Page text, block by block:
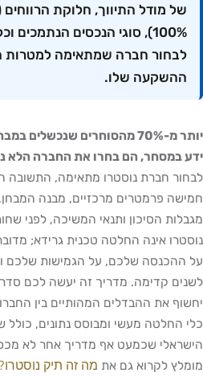
100%), סוגי הנכסים הנתמכים
לבחור חברה שמתאימה למטרות
ההשקעה שלו.
יותר מ-70% מהסוחרים
ידע במסחר, הם בחרו את החברה הלא
לבחור חברת נוסטרו מתאימה, התשובה
חמישה פרמטרים מרכזיים, מבנה
מגבלות הסיכון ותנאי המשיכה, לפני
נוסטרו אינה החלטה טכנית גרידא;
על ההכנסה שלכם, על הגמישות שלכם
לשנים קדימה. מדריך זה יעשה לכם סדר
יחשוף את ההבדלים המהותיים בין
כלי החלטה מעשי ומבוסס נתונים, כולל
הישראלי שכמעט אף מדריך אחר לא
מומלץ לקרוא גם את מה זה תיק